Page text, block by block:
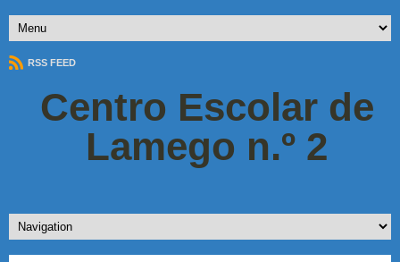
RSS FEED
Centro Escolar de
Lamego n.º 2